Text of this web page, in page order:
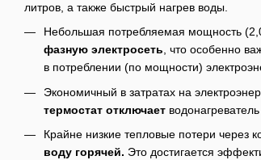
литров, а также быстрый нагрев воды.
Небольшая потребляемая мощность
фазную электросеть, что особенно
в потреблении (по мощности)
Экономичный в затратах на
термостат отключает водонагреватель
Крайне низкие тепловые потери через
воду горячей. Это достигается